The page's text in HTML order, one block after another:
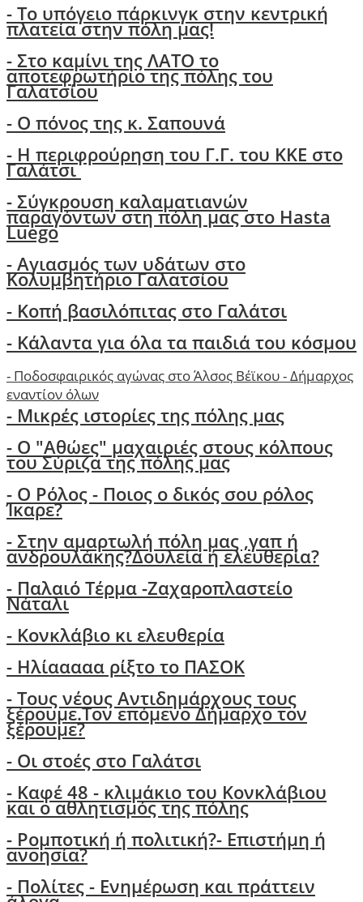
- Το υπόγειο πάρκινγκ στην κεντρική
πλατεία στην πόλη μας!
- Στο καμίνι της ΛΑΤΟ το
αποτεφρωτήριο της πόλης του
Γαλατσίου
- Ο πόνος της κ. Σαπουνά
- H περιφρούρηση του Γ.Γ. του ΚΚΕ στο
Γαλάτσι
-Σύγκρουση καλαματιανών
παραγόντων στη πόλη μας στο Hasta
Luego
- Αγιασμός των υδάτων στο
Κολυμβητήριο Γαλατσίου
- Κοπή βασιλόπιτας στο Γαλάτσι
- Κάλαντα για όλα τα παιδιά του κόσμου
- Ποδοσφαιρικός αγώνας στο Άλσος Βέϊκου - Δήμαρχος
εναντίον όλων
- Μικρές ιστορίες της πόλης μας
- Ο "Αθώες" μαχαιριές στους κόλπους
του Σύριζα της πόλης μας
- Ο Ρόλος - Ποιος ο δικός σου ρόλος
Ίκαρε?
- Στην αμαρτωλή πόλη μας ,γαπ ή
ανδρουλάκης?Δουλεία ή ελευθερία?
- Παλαιό Τέρμα -Ζαχαροπλαστείο
Νάταλι
- Κονκλάβιο κι ελευθερία
- Ηλίααααα ρίξτο το ΠΑΣΟΚ
-Τους νέους Αντιδημάρχους τους
ξέρουμε.Τον επόμενο Δήμαρχο τον
ξέρουμε?
- Οι στοές στο Γαλάτσι
- Καφέ 48 - κλιμάκιο του Κονκλάβιου
και ο αθλητισμός της πόλης
- Ρομποτική ή πολιτική?- Επιστήμη ή
ανοησία?
- Πολίτες - Ενημέρωση και πράττειν